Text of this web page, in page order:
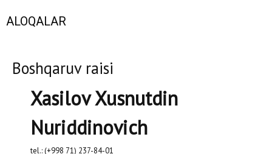
ALOQALAR
Boshqaruv raisi
Xasilov Xusnutdin
Nuriddinovich
tel.: (+998 71) 237-84-01